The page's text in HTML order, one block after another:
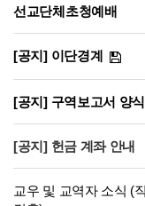
선교단체초청예배
[공지] 이단경계
[공지] 구역보고서 양식
[공지] 헌금 계좌 안내
교우 및 교역자 소식 (